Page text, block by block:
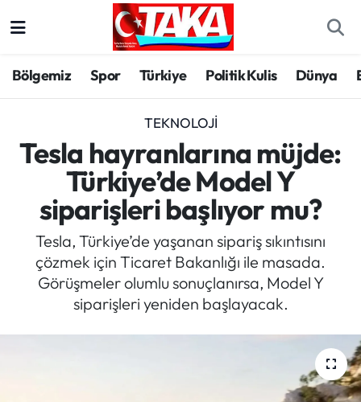
Bölgemiz Spor Türkiye Politik Kulis Dünya
TEKNOLOJI
Tesla hayranlarına müjde:
Türkiye’de Model Y
siparişleri başlıyor mu?
Tesla, Türkiye’de yaşanan sipariş sıkıntısını
çözmek için Ticaret Bakanlığı ile masada.
Görüşmeler olumlu sonuçlanırsa, Model Y
siparişleri yeniden başlayacak.
Spor
Türkiye
Kültür/Sanat
Politika
Politik Kulis
Dünya
Trabzon Hava Durumu
Trabzon Trafik Yoğunluk Haritası
Süper Lig Puan Durumu ve Fikstür
Tüm Manşetler
Son Dakika Haberleri
Haber Arşivi